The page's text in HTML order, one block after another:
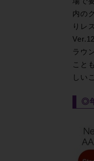
内の
りレ
ラウ
こと
しい
◎